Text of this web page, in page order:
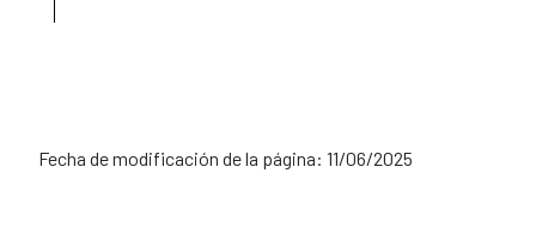
Fecha de modificación de la página: 11/06/2025